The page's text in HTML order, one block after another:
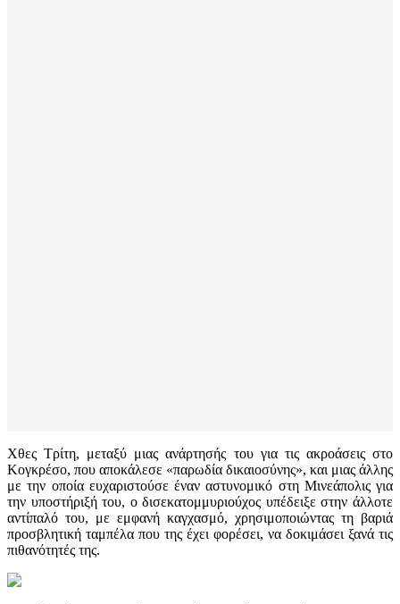
Χθες Τρίτη, μεταξύ μιας ανάρτησής του για τις ακροάσεις στο
Κογκρέσο, που αποκάλεσε «παρωδία δικαιοσύνης», και μιας άλλης
με την οποία ευχαριστούσε έναν αστυνομικό στη Μινεάπολις για
την υποστήριξή του, ο δισεκατομμυριούχος υπέδειξε στην άλλοτε
αντίπαλό του, με εμφανή καγχασμό, χρησιμοποιώντας τη βαριά
προσβλητική ταμπέλα που της έχει φορέσει, να δοκιμάσει ξανά τις
πιθανότητές της.